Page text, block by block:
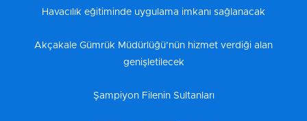
Havacılık eğitiminde uygulama imkanı sağlanacak
Akçakale Gümrük Müdürlüğü’nün hizmet verdiği alan
genişletilecek
Şampiyon Filenin Sultanları